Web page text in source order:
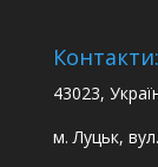
Контакти:
43023,
м. Луцьк,